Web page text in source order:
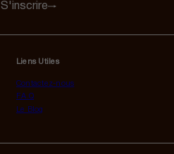
S'inscrire
Liens Utiles
Contactez-nous
F.A.Q
Le Blog